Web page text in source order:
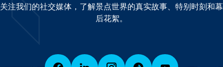
关注我们的社交媒体，了解景点世界的真实故事、特别时刻和幕
后花絮。